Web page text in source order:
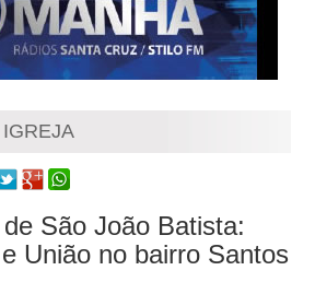
São João Batista:
União no bairro Santos